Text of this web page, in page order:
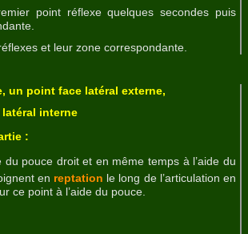
point réflexe quelques secondes puis
et leur zone correspondante.
un point face latéral externe,
interne
:
du pouce droit et en même temps à l’aide du
en reptation le long de l’articulation en
ce point à l’aide du pouce.